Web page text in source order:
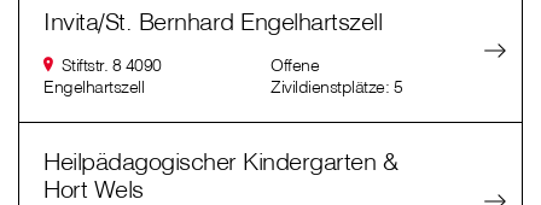
Invita/St. Bernhard Engelhartszell
Stiftstr. 8 4090
Engelhartszell
Offene
Zivildienstplätze: 5
Heilpädagogischer Kindergarten &
Hort Wels